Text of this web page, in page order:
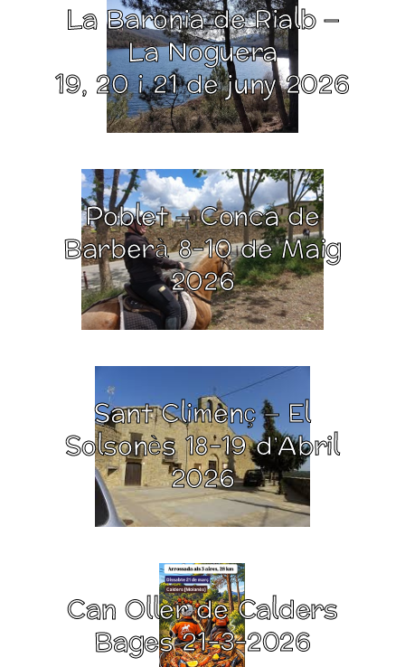
La Baronia de Rialb –
La Noguera
19, 20 i 21 de juny 2026
Poblet – Conca de
Barberà 8-10 de Maig
2026
Sant Climenç – El
Solsonès 18-19 d’Abril
2026
Can Oller de Calders
Bages 21-3-2026